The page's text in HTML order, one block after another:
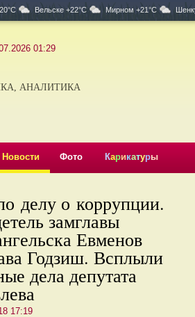
Вельске +22°C Мирном +21°C
01:29
АНАЛИТИКА
Новости Фото Карикатуры
делу о коррупции.
замглавы
Евменов
Годзиш. Всплыли
дела депутата
17:19